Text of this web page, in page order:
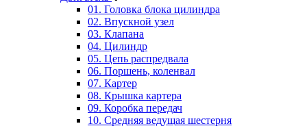
01. Головка блока цилиндра
02. Впускной узел
03. Клапана
04. Цилиндр
05. Цепь распредвала
06. Поршень, коленвал
07. Картер
08. Крышка картера
09. Коробка передач
10. Средняя ведущая шестерня